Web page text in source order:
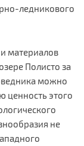
ледникового
материалов
Полисто за
можно
ценность этого
не